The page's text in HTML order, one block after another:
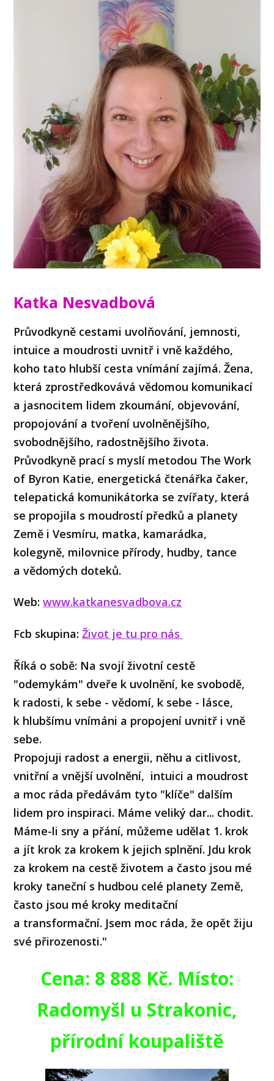
Katka Nesvadbová
Průvodkyně cestami uvolňování, jemnosti,
intuice a moudrosti uvnitř i vně každého,
koho tato hlubší cesta vnímání zajímá. Žena,
která zprostředkovává vědomou komunikací
a jasnocitem lidem zkoumání, objevování,
propojování a tvoření uvolněnějšího,
svobodnějšího, radostnějšího života.
Průvodkyně prací s myslí metodou The Work
of Byron Katie, energetická čtenářka čaker,
telepatická komunikátorka se zvířaty, která
se propojila s moudrostí předků a planety
Země i Vesmíru, matka, kamarádka,
kolegyně, milovnice přírody, hudby, tance
a vědomých doteků.
Web:www.katkanesvadbova.cz
Fcb skupina:Život je tu pro nás
Říká o sobě: Na svojí životní cestě
"odemykám" dveře k uvolnění, ke svobodě,
k radosti, k sebe - vědomí, k sebe - lásce,
k hlubšímu vnímáni a propojení uvnitř i vně
sebe.
Propojuji radost a energii, něhu a citlivost,
vnitřní a vnější uvolnění, intuici a moudrost
a moc ráda předávám tyto "klíče" dalším
lidem pro inspiraci. Máme veliký dar... chodit.
Máme-li sny a přání, můžeme udělat 1. krok
a jít krok za krokem k jejich splnění. Jdu krok
za krokem na cestě životem a často jsou mé
kroky taneční s hudbou celé planety Země,
často jsou mé kroky meditační
a transformační. Jsem moc ráda, že opět žiju
své přirozenosti."
Cena: 8 888 Kč. Místo:
Radomyšl u Strakonic,
přírodní koupaliště